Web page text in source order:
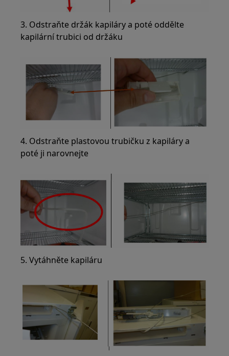
3. Odstraňte držák kapiláry a poté oddělte
kapilární trubici od držáku
4. Odstraňte plastovou trubičku z kapiláry a
poté ji narovnejte
5. Vytáhněte kapiláru